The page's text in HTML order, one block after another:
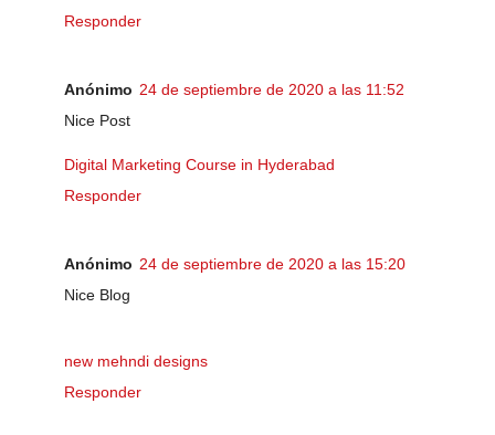
Responder
Anónimo 24 de septiembre de 2020 a las 11:52
Nice Post
Digital Marketing Course in Hyderabad
Responder
Anónimo 24 de septiembre de 2020 a las 15:20
Nice Blog
new mehndi designs
Responder